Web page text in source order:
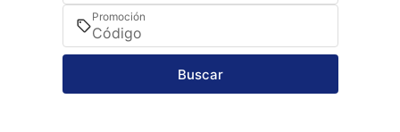
Promoción
Buscar